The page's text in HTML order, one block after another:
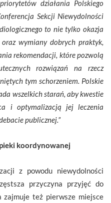
działania Polskiego
Sekcji Niewydolności
to nie tylko okazja
wymiany dobrych praktyk,
rekomendacji, które pozwolą
rozwiązań na rzecz
tym schorzeniem. Polskie
wszelkich starań, aby kwestie
i optymalizacją jej leczenia
publicznej.”
koordynowanej
z powodu niewydolności
przyczyna przyjęć do
też pierwsze miejsce